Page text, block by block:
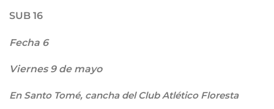
SUB 16
Fecha 6
Viernes 9 de mayo
En Santo Tomé, cancha del Club Atlético Floresta